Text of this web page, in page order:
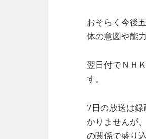
おそらく今後
体の意図や能
翌日付でＮＨ
す。
7日の放送は
かりませんが
の関係で盛り